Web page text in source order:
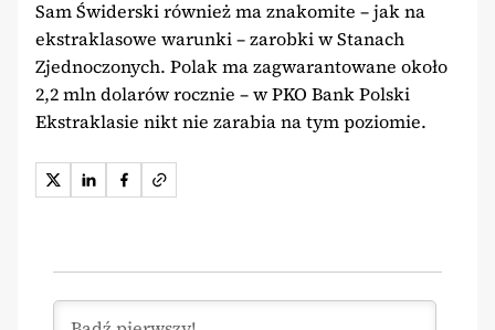
Sam Świderski również ma znakomite – jak na
ekstraklasowe warunki – zarobki w Stanach
Zjednoczonych. Polak ma zagwarantowane około
2,2 mln dolarów rocznie – w PKO Bank Polski
Ekstraklasie nikt nie zarabia na tym poziomie.